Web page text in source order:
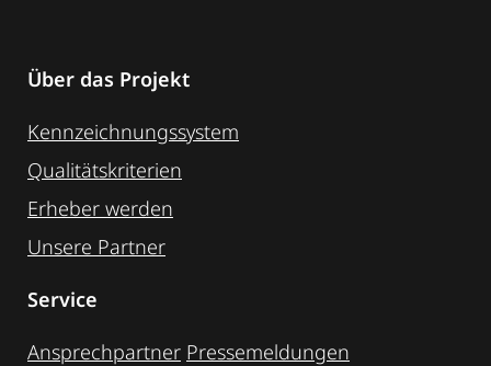
Über das Projekt
Kennzeichnungssystem
Qualitätskriterien
Erheber werden
Unsere Partner
Service
Ansprechpartner Pressemeldungen